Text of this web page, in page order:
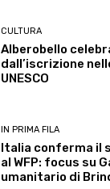
CULTURA
Alberobello
dall’iscrizione
UNESCO
IN PRIMA FILA
Italia conferma il
al WFP: focus su
umanitario di